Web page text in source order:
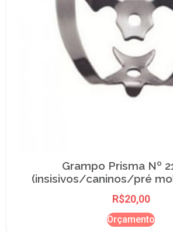
Grampo Prisma Nº
(insisivos/caninos/pré
R$20,00
Orçamento